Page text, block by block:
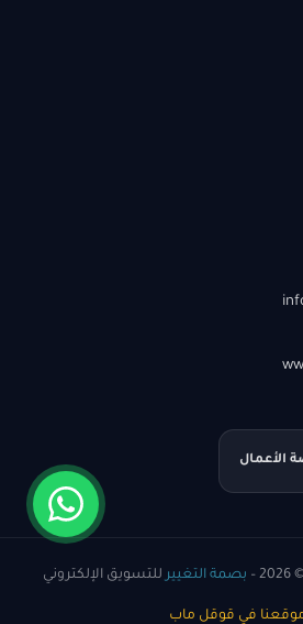
الأعمال
– بصمة التغييرللتسويق الإلكتروني
في قوقل ماب